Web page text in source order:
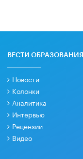
ВЕСТИ ОБРАЗОВАНИЯ
Новости
Колонки
Аналитика
Интервью
Рецензии
Видео